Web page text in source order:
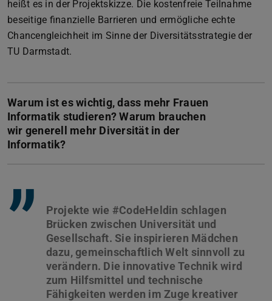
heißt es in der Projektskizze. Die kostenfreie Teilnahme
beseitige finanzielle Barrieren und ermögliche echte
Chancengleichheit im Sinne der Diversitätsstrategie der
TU Darmstadt.
Warum ist es wichtig, dass mehr Frauen
Informatik studieren? Warum brauchen
wir generell mehr Diversität in der
Informatik?
”
Projekte wie #CodeHeldin schlagen
Brücken zwischen Universität und
Gesellschaft. Sie inspirieren Mädchen
dazu, gemeinschaftlich Welt sinnvoll zu
verändern. Die innovative Technik wird
zum Hilfsmittel und technische
Fähigkeiten werden im Zuge kreativer